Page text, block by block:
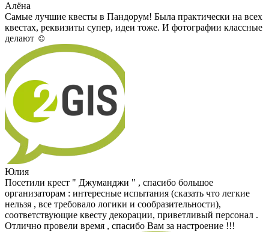
Алёна
Самые лучшие квесты в Пандорум! Была практически на всех
квестах, реквизиты супер, идеи тоже. И фотографии классные
делают ☺️
Юлия
Посетили крест " Джуманджи " , спасибо большое
организаторам : интересные испытания (сказать что легкие
нельзя , все требовало логики и сообразительности),
соответствующие квесту декорации, приветливый персонал .
Отлично провели время , спасибо Вам за настроение !!!